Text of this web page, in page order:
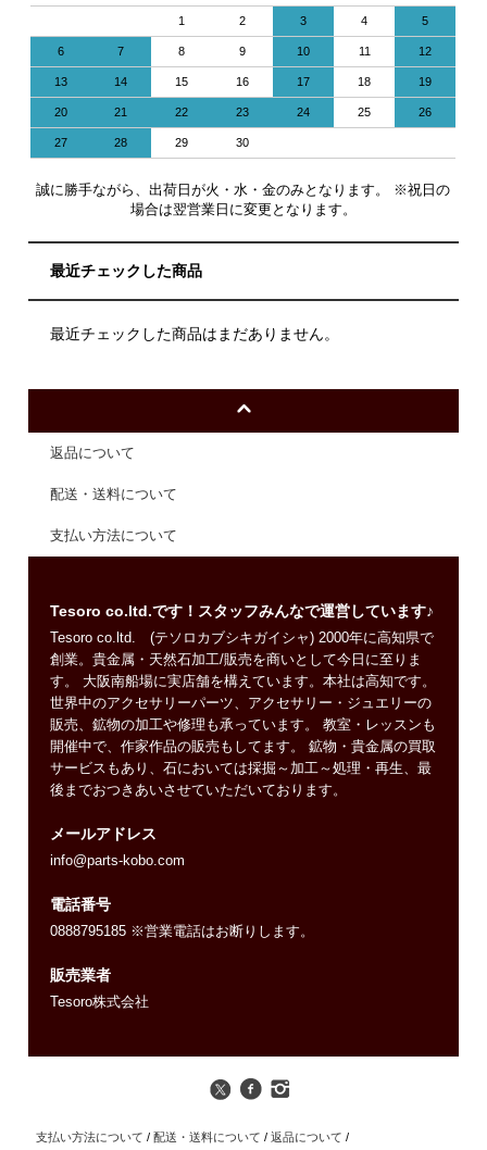
1 2 3 4 5
6 7 8 9 10 11 12
13 14 15 16 17 18 19
20 21 22 23 24 25 26
27 28 29 30
誠に勝手ながら、出荷日が火・水・金のみとなります。 ※祝日の
場合は翌営業日に変更となります。
最近チェックした商品
最近チェックした商品はまだありません。
返品について
配送・送料について
支払い方法について
Tesoro co.ltd.です！スタッフみんなで運営しています♪
Tesoro co.ltd. (テソロカブシキガイシャ) 2000年に高知県で
創業。貴金属・天然石加工/販売を商いとして今日に至りま
す。 大阪南船場に実店舗を構えています。本社は高知です。
世界中のアクセサリーパーツ、アクセサリー・ジュエリーの
販売、鉱物の加工や修理も承っています。 教室・レッスンも
開催中で、作家作品の販売もしてます。 鉱物・貴金属の買取
サービスもあり、石においては採掘～加工～処理・再生、最
後までおつきあいさせていただいております。
メールアドレス
info@parts-kobo.com
電話番号
0888795185 ※営業電話はお断りします。
販売業者
Tesoro株式会社
支払い方法について / 配送・送料について / 返品について /